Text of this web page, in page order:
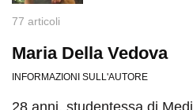
77 articoli
Maria Della Vedova
INFORMAZIONI SULL'AUTORE
28 anni, studentessa di